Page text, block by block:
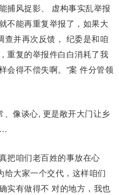
捕风捉影、 虚构事实乱举报
不能再重复举报了，如果大
查并再次反馈， 纪委是和咱
重复的举报件白白消耗了我
会得不偿失啊。”案 件分管领
、像谈心, 更是敞开大门让乡
把咱们老百姓的事放在心
给大家一个交代，这样咱们
实有做得不 对的地方，我也